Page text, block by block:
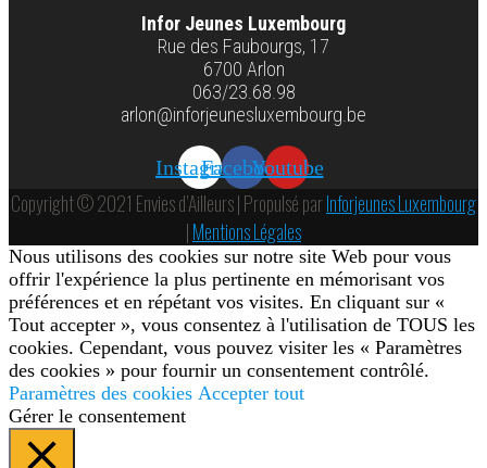
Infor Jeunes Luxembourg
Rue des Faubourgs, 17
6700 Arlon
063/23.68.98
arlon@inforjeunesluxembourg.be
InstagramFacebookYoutube
Copyright © 2021 Envies d’Ailleurs | Propulsé parInforjeunes Luxembourg
|Mentions Légales
Nous utilisons des cookies sur notre site Web pour vous
offrir l'expérience la plus pertinente en mémorisant vos
préférences et en répétant vos visites. En cliquant sur «
Tout accepter », vous consentez à l'utilisation de TOUS les
cookies. Cependant, vous pouvez visiter les « Paramètres
des cookies » pour fournir un consentement contrôlé.
Paramètres des cookies Accepter tout
Gérer le consentement